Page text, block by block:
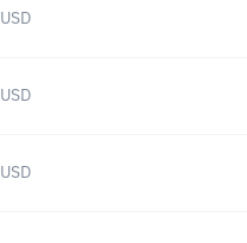
USD
USD
USD